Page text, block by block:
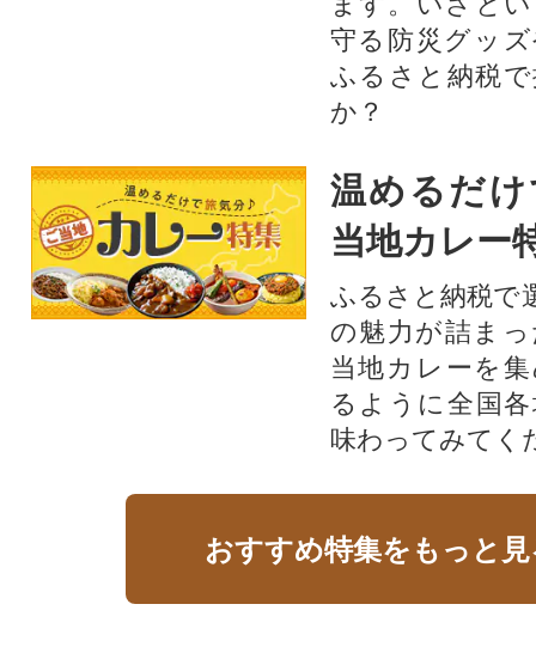
守る防災グッ
ふるさと納税
か？
温めるだ
当地カレー
ふるさと納税で
の魅力が詰ま
当地カレーを
るように全国
味わってみてく
おすすめ特集をもっと